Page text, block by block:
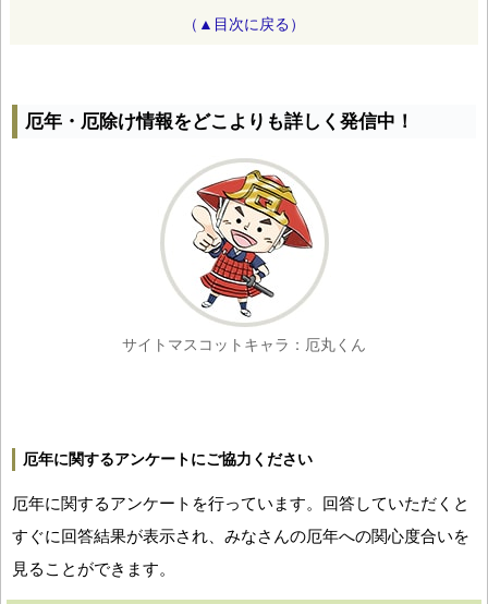
（▲目次に戻る）
厄年・厄除け情報をどこよりも詳しく発信中！
サイトマスコットキャラ：厄丸くん
厄年に関するアンケートにご協力ください
厄年に関するアンケートを行っています。回答していただくと
すぐに回答結果が表示され、みなさんの厄年への関心度合いを
見ることができます。